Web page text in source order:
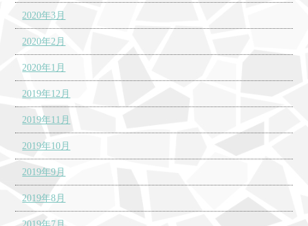
2020年3月
2020年2月
2020年1月
2019年12月
2019年11月
2019年10月
2019年9月
2019年8月